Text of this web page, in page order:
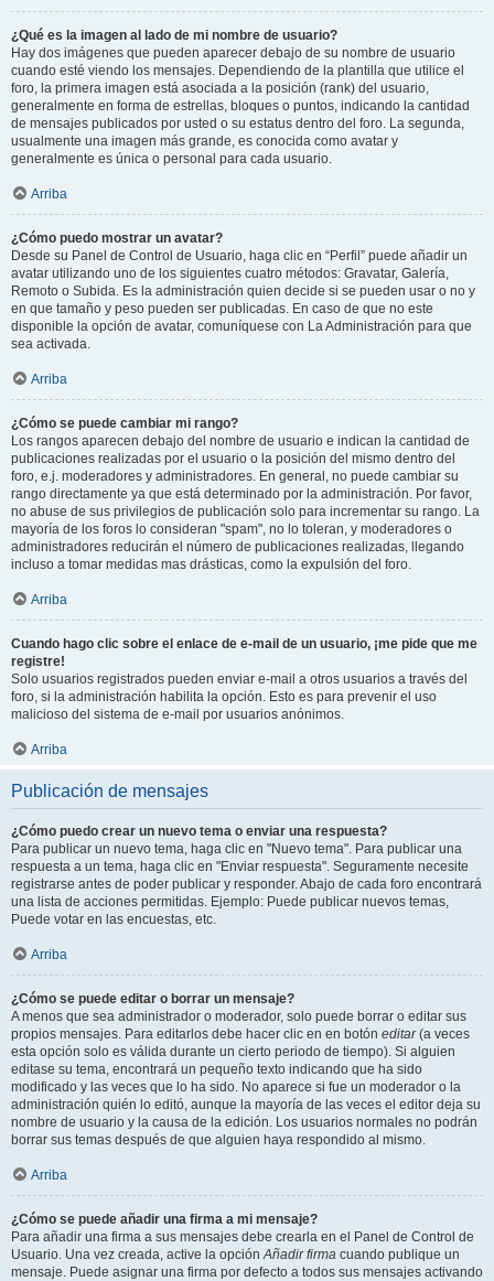
¿Qué es la imagen al lado de mi nombre de usuario?
Hay dos imágenes que pueden aparecer debajo de su nombre de usuario
cuando esté viendo los mensajes. Dependiendo de la plantilla que utilice el
foro, la primera imagen está asociada a la posición (rank) del usuario,
generalmente en forma de estrellas, bloques o puntos, indicando la cantidad
de mensajes publicados por usted o su estatus dentro del foro. La segunda,
usualmente una imagen más grande, es conocida como avatar y
generalmente es única o personal para cada usuario.
Arriba
¿Cómo puedo mostrar un avatar?
Desde su Panel de Control de Usuario, haga clic en “Perfil” puede añadir un
avatar utilizando uno de los siguientes cuatro métodos: Gravatar, Galería,
Remoto o Subida. Es la administración quien decide si se pueden usar o no y
en que tamaño y peso pueden ser publicadas. En caso de que no este
disponible la opción de avatar, comuníquese con La Administración para que
sea activada.
Arriba
¿Cómo se puede cambiar mi rango?
Los rangos aparecen debajo del nombre de usuario e indican la cantidad de
publicaciones realizadas por el usuario o la posición del mismo dentro del
foro, e.j. moderadores y administradores. En general, no puede cambiar su
rango directamente ya que está determinado por la administración. Por favor,
no abuse de sus privilegios de publicación solo para incrementar su rango. La
mayoría de los foros lo consideran "spam", no lo toleran, y moderadores o
administradores reducirán el número de publicaciones realizadas, llegando
incluso a tomar medidas mas drásticas, como la expulsión del foro.
Arriba
Cuando hago clic sobre el enlace de e-mail de un usuario, ¡me pide que me
registre!
Solo usuarios registrados pueden enviar e-mail a otros usuarios a través del
foro, si la administración habilita la opción. Esto es para prevenir el uso
malicioso del sistema de e-mail por usuarios anónimos.
Arriba
Publicación de mensajes
¿Cómo puedo crear un nuevo tema o enviar una respuesta?
Para publicar un nuevo tema, haga clic en "Nuevo tema". Para publicar una
respuesta a un tema, haga clic en "Enviar respuesta". Seguramente necesite
registrarse antes de poder publicar y responder. Abajo de cada foro encontrará
una lista de acciones permitidas. Ejemplo: Puede publicar nuevos temas,
Puede votar en las encuestas, etc.
Arriba
¿Cómo se puede editar o borrar un mensaje?
A menos que sea administrador o moderador, solo puede borrar o editar sus
propios mensajes. Para editarlos debe hacer clic en en botón editar(a veces
esta opción solo es válida durante un cierto periodo de tiempo). Si alguien
editase su tema, encontrará un pequeño texto indicando que ha sido
modificado y las veces que lo ha sido. No aparece si fue un moderador o la
administración quién lo editó, aunque la mayoría de las veces el editor deja su
nombre de usuario y la causa de la edición. Los usuarios normales no podrán
borrar sus temas después de que alguien haya respondido al mismo.
Arriba
¿Cómo se puede añadir una firma a mi mensaje?
Para añadir una firma a sus mensajes debe crearla en el Panel de Control de
Usuario. Una vez creada, active la opciónAñadir firma cuando publique un
mensaje. Puede asignar una firma por defecto a todos sus mensajes activando